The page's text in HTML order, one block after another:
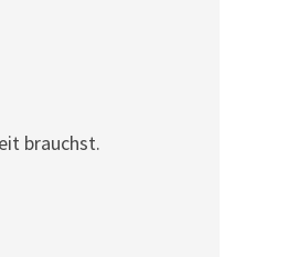
brauchst.